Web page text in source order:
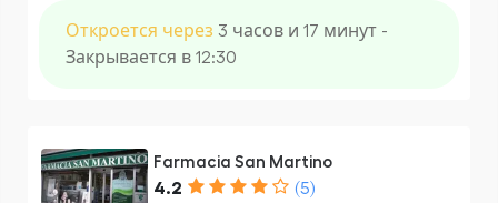
Откроется через 3 часов и 17 минут -
Закрывается в 12:30
Farmacia San Martino
4.2 (5)